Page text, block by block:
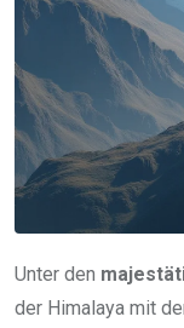
Unter den
der Himalaya mit